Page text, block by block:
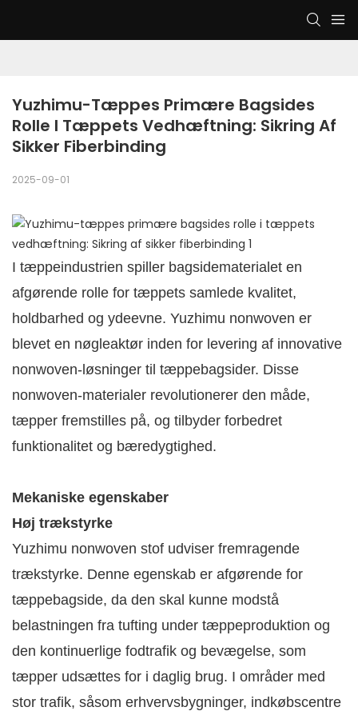
Yuzhimu-Tæppes Primære Bagsides
Rolle I Tæppets Vedhæftning: Sikring Af
Sikker Fiberbinding
2025-09-01
I tæppeindustrien spiller bagsidematerialet en
afgørende rolle for tæppets samlede kvalitet,
holdbarhed og ydeevne. Yuzhimu nonwoven er
blevet en nøgleaktør inden for levering af innovative
nonwoven-løsninger til tæppebagsider. Disse
nonwoven-materialer revolutionerer den måde,
tæpper fremstilles på, og tilbyder forbedret
funktionalitet og bæredygtighed.
Mekaniske egenskaber
Høj trækstyrke
Yuzhimu nonwoven stof udviser fremragende
trækstyrke. Denne egenskab er afgørende for
tæppebagside, da den skal kunne modstå
belastningen fra tufting under tæppeproduktion og
den kontinuerlige fodtrafik og bevægelse, som
tæpper udsættes for i daglig brug. I områder med
stor trafik, såsom erhvervsbygninger, indkøbscentre